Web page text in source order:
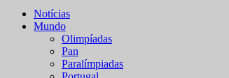
Notícias
Mundo
Olimpíadas
Pan
Paralímpiadas